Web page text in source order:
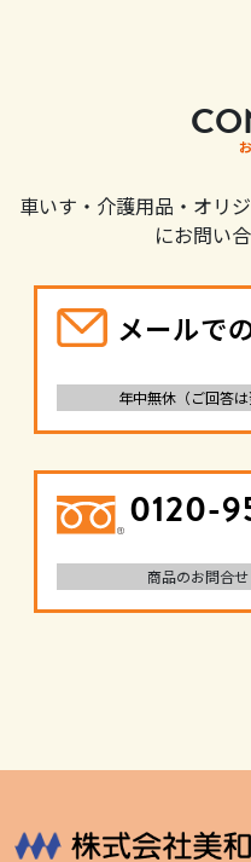
車いす・介護用品・オリ
にお問い
メールで
年中無休（ご回答
0120-
商品のお問合